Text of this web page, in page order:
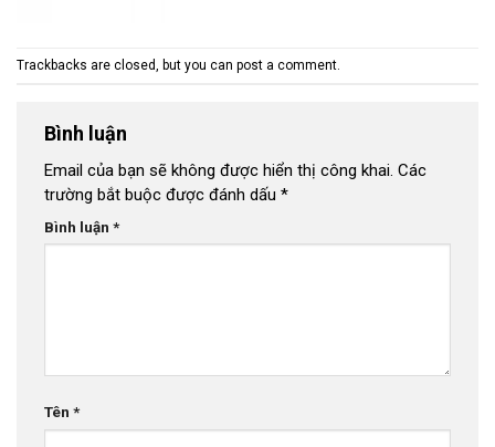
Trackbacks are closed, but you can post a comment.
Bình luận
Email của bạn sẽ không được hiển thị công khai. Các
trường bắt buộc được đánh dấu *
Bình luận *
Tên *